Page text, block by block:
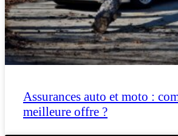
Assurances auto et moto :
meilleure offre ?